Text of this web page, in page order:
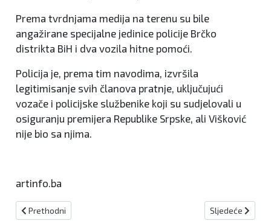
Prema tvrdnjama medija na terenu su bile
angažirane specijalne jedinice policije Brčko
distrikta BiH i dva vozila hitne pomoći.
Policija je, prema tim navodima, izvršila
legitimisanje svih članova pratnje, uključujući
vozače i policijske službenike koji su sudjelovali u
osiguranju premijera Republike Srpske, ali Višković
nije bio sa njima.
artinfo.ba
Prethodni članak: HELEN DORON Kiseljak domaćin nacionalnog
Prethodni Sljedeći
Sljedeće